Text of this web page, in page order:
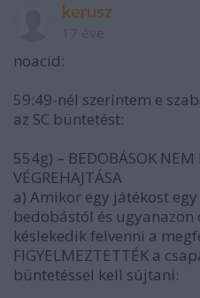
kerusz
noacid:
59:49-nél szerintem e
az SC büntetést:
554g) – BEDOBÁSOK NEM
VÉGREHAJTÁSA
a) Amikor egy játékost
bedobástól és
késlekedik felvenni a
FIGYELMEZTETTÉK a
büntetéssel kell sújtani: